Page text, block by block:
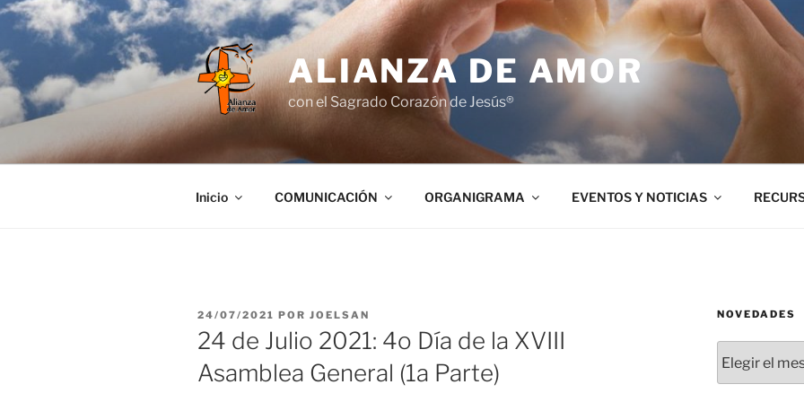
Saltar
contenido
ALIANZA DE AMOR
con el Sagrado Corazón de Jesús®
Inicio COMUNICACIÓN ORGANIGRAMA EVENTOS Y NOTICIAS
PUBLICADO
EL
24/07/2021 POR JOELSAN
24 de Julio 2021: 4o Día de la XVIII
Asamblea General (1a Parte)
NOVEDADES